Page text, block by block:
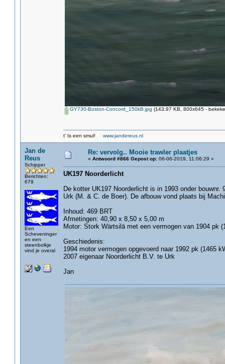
GY730-Boston-Concord_150kB.jpg (143.97 KB, 800x645 -
t' Is een smul! www.jandereus.nl
Jan de
Reus
Schipper
Berichten:
679
Een
Scheveninger
en een
steenbolkje
vind je overal
Re: vervolg.. Mooie trawler plaatjes
« Antwoord #866 Gepost op:06-06-2019, 11:06:29 »
UK197 Noorderlicht
De kotter UK197 Noorderlicht is in 1993 onder
Urk (M. & C. de Boer). De afbouw vond plaats bij
Inhoud: 469 BRT
Afmetingen: 40,90 x 8,50 x 5,00 m
Motor: Stork Wärtsilä met een vermogen van 1904 pk
Geschiedenis:
1994 motor vermogen opgevoerd naar 1992 pk (1465
2007 eigenaar Noorderlicht B.V. te Urk
Jan